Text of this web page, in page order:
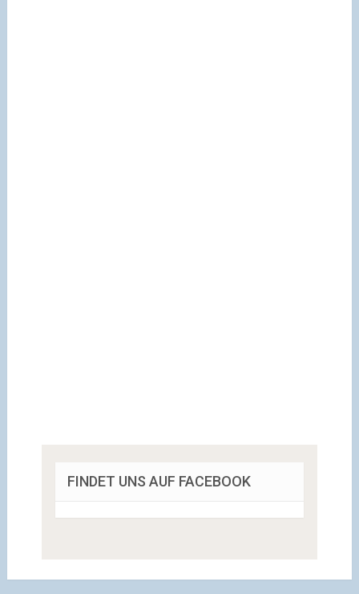
FINDET UNS AUF FACEBOOK